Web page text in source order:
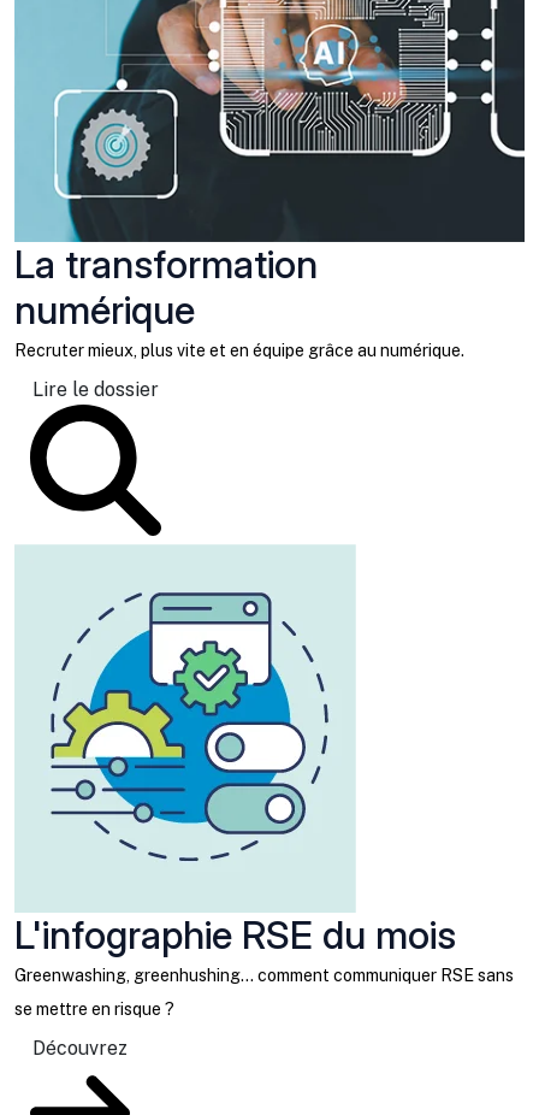
La transformation
numérique
Recruter mieux, plus vite et en équipe grâce au numérique.
Lire le dossier
L'infographie RSE du mois
Greenwashing, greenhushing… comment communiquer RSE sans
se mettre en risque ?
Découvrez